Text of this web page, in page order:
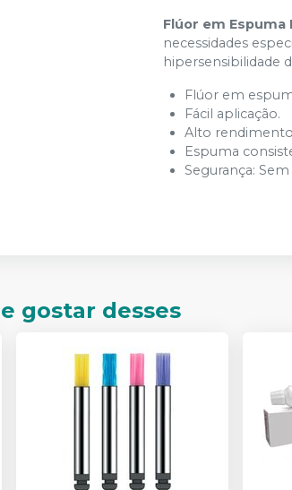
Flúor em Espuma
necessidades
hipersensibilidade
Flúor em
Fácil aplicação.
Alto
Espuma
Segurança:
gostar desses